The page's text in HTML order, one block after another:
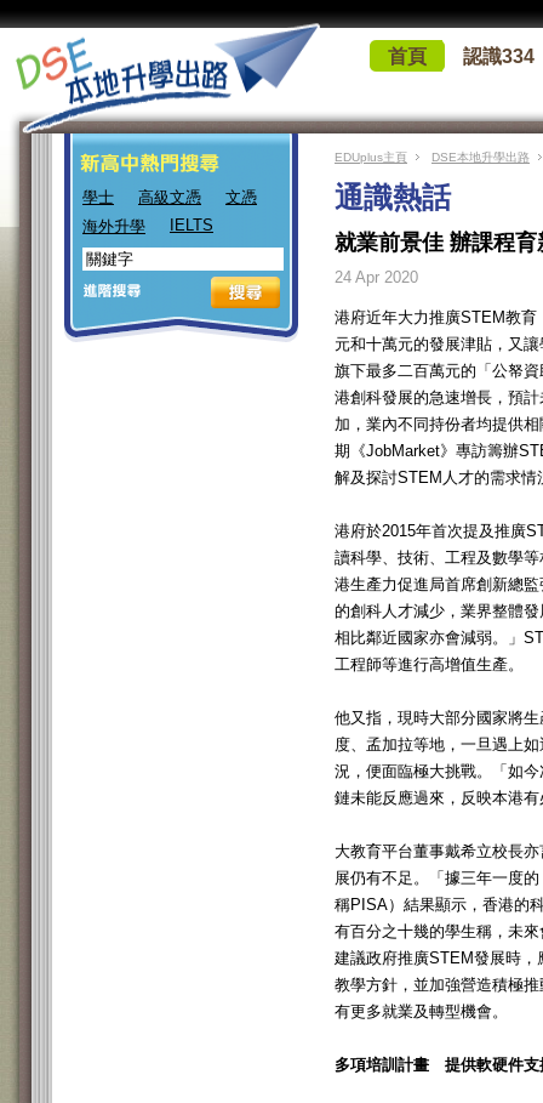
首頁 認識334
學士 高級文憑
文憑
海外升學
IELTS
EDUplus主頁 DSE本地升學出路
通識熱話
就業前景佳 辦課程
24 Apr 2020
港府近年大力推廣STEM教
元和十萬元的發展津貼，又
旗下最多二百萬元的「公帑
港創科發展的急速增長，預
加，業內不同持份者均提供
期《JobMarket》專訪籌辦
解及探討STEM人才的需求情
港府於2015年首次提及推廣
讀科學、技術、工程及數學
港生產力促進局首席創新總
的創科人才減少，業界整體
相比鄰近國家亦會減弱。」
工程師等進行高增值生產。
他又指，現時大部分國家將
度、孟加拉等地，一旦遇上
況，便面臨極大挑戰。「如
鏈未能反應過來，反映本港
大教育平台董事戴希立校長
展仍有不足。「據三年一度
稱PISA）結果顯示，香港的
有百分之十幾的學生稱，未
建議政府推廣STEM發展時
教學方針，並加強營造積極
有更多就業及轉型機會。
多項培訓計畫 提供軟硬件支